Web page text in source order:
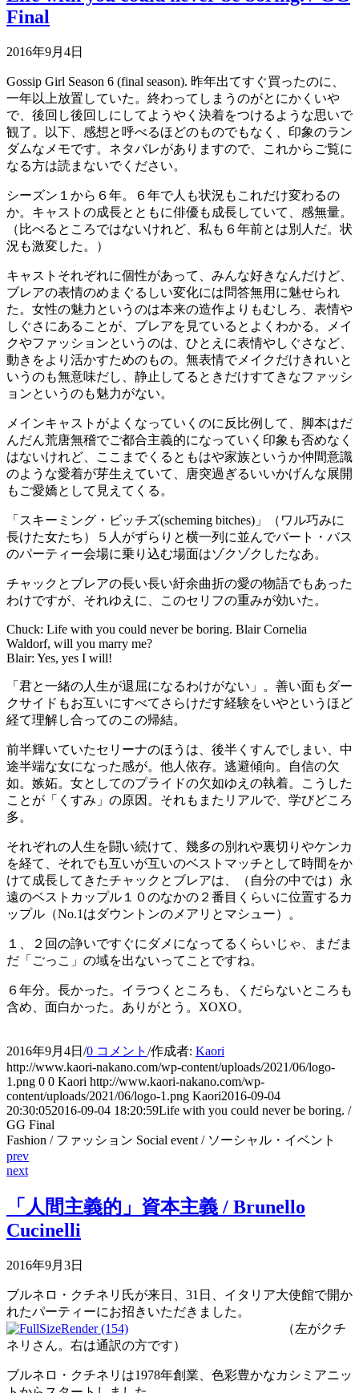
Final
2016年9月4日
Gossip Girl Season 6 (final season). 昨年出てすぐ買ったのに、
一年以上放置していた。終わってしまうのがとにかくいや
で、後回し後回しにしてようやく決着をつけるような思いで
観了。以下、感想と呼べるほどのものでもなく、印象のラン
ダムなメモです。ネタバレがありますので、これからご覧に
なる方は読まないでください。
シーズン１から６年。６年で人も状況もこれだけ変わるの
か。キャストの成長とともに俳優も成長していて、感無量。
（比べるところではないけれど、私も６年前とは別人だ。状
況も激変した。）
キャストそれぞれに個性があって、みんな好きなんだけど、
ブレアの表情のめまぐるしい変化には問答無用に魅せられ
た。女性の魅力というのは本来の造作よりもむしろ、表情や
しぐさにあることが、ブレアを見ているとよくわかる。メイ
クやファッションというのは、ひとえに表情やしぐさなど、
動きをより活かすためのもの。無表情でメイクだけきれいと
いうのも無意味だし、静止してるときだけすてきなファッシ
ョンというのも魅力がない。
メインキャストがよくなっていくのに反比例して、脚本はだ
んだん荒唐無稽でご都合主義的になっていく印象も否めなく
はないけれど、ここまでくるともはや家族というか仲間意識
のような愛着が芽生えていて、唐突過ぎるいいかげんな展開
もご愛嬌として見えてくる。
「スキーミング・ビッチズ(scheming bitches)」（ワル巧みに
長けた女たち）５人がずらりと横一列に並んでバート・バス
のパーティー会場に乗り込む場面はゾクゾクしたなあ。
チャックとブレアの長い長い紆余曲折の愛の物語でもあった
わけですが、それゆえに、このセリフの重みが効いた。
Chuck: Life with you could never be boring. Blair Cornelia
Waldorf, will you marry me?
Blair: Yes, yes I will!
「君と一緒の人生が退屈になるわけがない」。善い面もダー
クサイドもお互いにすべてさらけだす経験をいやというほど
経て理解し合ってのこの帰結。
前半輝いていたセリーナのほうは、後半くすんでしまい、中
途半端な女になった感が。他人依存。逃避傾向。自信の欠
如。嫉妬。女としてのプライドの欠如ゆえの執着。こうした
ことが「くすみ」の原因。それもまたリアルで、学びどころ
多。
それぞれの人生を闘い続けて、幾多の別れや裏切りやケンカ
を経て、それでも互いが互いのベストマッチとして時間をか
けて成長してきたチャックとブレアは、（自分の中では）永
遠のベストカップル１０のなかの２番目くらいに位置するカ
ップル（No.1はダウントンのメアリとマシュー）。
１、２回の諍いですぐにダメになってるくらいじゃ、まだま
だ「ごっこ」の域を出ないってことですね。
６年分。長かった。イラつくところも、くだらないところも
含め、面白かった。ありがとう。XOXO。
2016年9月4日 /0 コメント /作成者: Kaori
http://www.kaori-nakano.com/wp-content/uploads/2021/06/logo-
1.png 0 0 Kaori http://www.kaori-nakano.com/wp-
content/uploads/2021/06/logo-1.png Kaori2016-09-04
20:30:052016-09-04 18:20:59Life with you could never be boring. /
GG Final
Fashion / ファッション Social event / ソーシャル・イベント
prev
next
「人間主義的」資本主義 / Brunello
Cucinelli
2016年9月3日
ブルネロ・クチネリ氏が来日、31日、イタリア大使館で開か
れたパーティーにお招きいただきました。
（左がクチ
ネリさん。右は通訳の方です）
ブルネロ・クチネリは1978年創業、色彩豊かなカシミアニッ